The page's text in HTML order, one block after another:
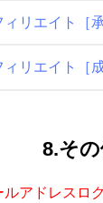
ィリエイト［
ィリエイト［
8.そ
ルアドレスロ